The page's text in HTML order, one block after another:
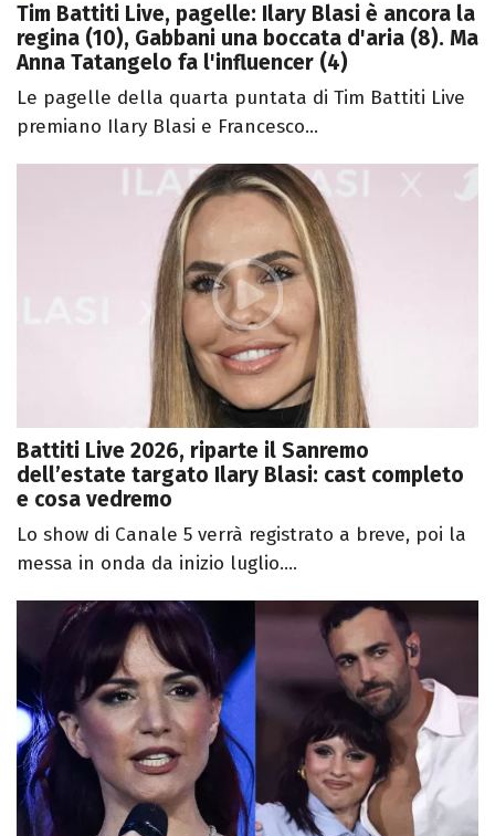
Tim Battiti Live, pagelle: Ilary Blasi è ancora la
regina (10), Gabbani una boccata d'aria (8). Ma
Anna Tatangelo fa l'influencer (4)
Le pagelle della quarta puntata di Tim Battiti Live
premiano Ilary Blasi e Francesco...
Battiti Live 2026, riparte il Sanremo
dell’estate targato Ilary Blasi: cast completo
e cosa vedremo
Lo show di Canale 5 verrà registrato a breve, poi la
messa in onda da inizio luglio....